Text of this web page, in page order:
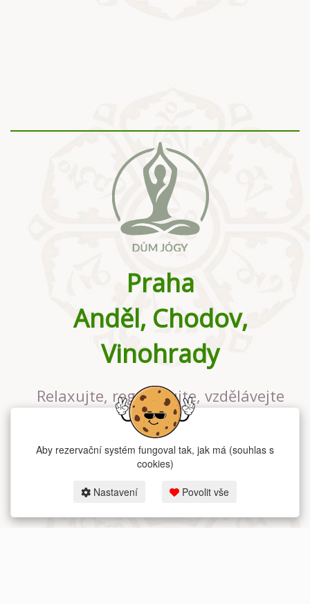
Praha
Anděl, Chodov,
Vinohrady
Relaxujte, regenerujte, vzdělávejte
se v největším jógovém studiu v
Praze
Aby rezervační systém fungoval tak, jak má (souhlas s
cookies)
Nastavení Povolit vše